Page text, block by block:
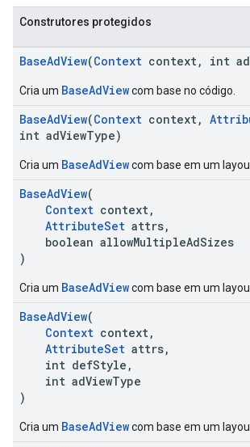
Construtores protegidos
BaseAdView(Context context, int
Cria um BaseAdViewcom base no código.
BaseAdView(Context context,
int adViewType)
Cria um BaseAdViewcom base em um
BaseAdView(
Context context,
AttributeSet attrs,
boolean allowMultipleAdSizes
)
Cria um BaseAdViewcom base em um
BaseAdView(
Context context,
AttributeSet attrs,
int defStyle,
int adViewType
)
Cria um BaseAdViewcom base em um